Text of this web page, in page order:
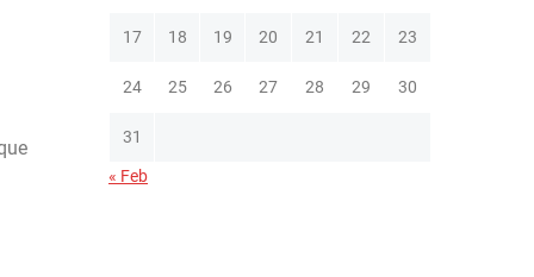
17 18 19 20 21 22 23
24 25 26 27 28 29 30
31
« Feb